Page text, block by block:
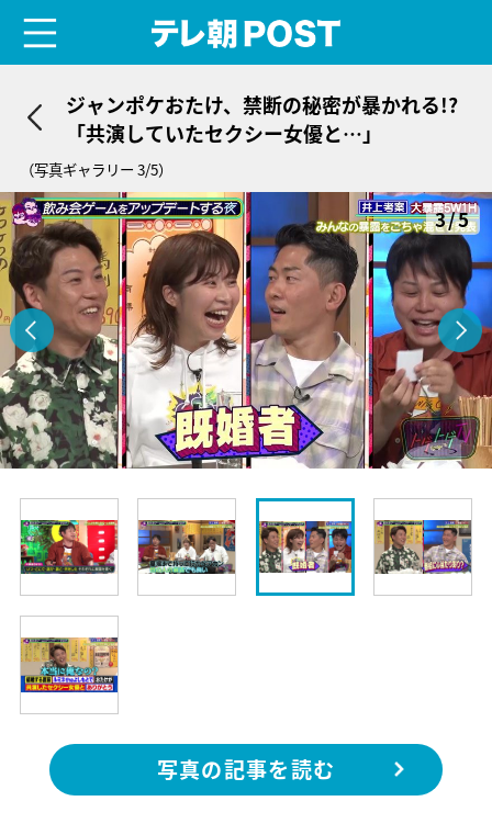
ジャンポケおたけ、禁断の秘密が暴かれる!?
「共演していたセクシー女優と…」
（写真ギャラリー 3/5）
3/5
写真の記事を読む